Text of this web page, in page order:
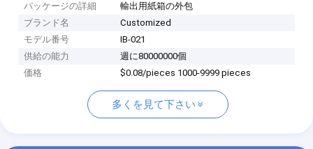
パッケージの詳細
輸出用紙箱の外包
ブランド名
Customized
モデル番号
IB-021
供給の能力
週に80000000個
価格
$0.08/pieces 1000-9999 pieces
多くを見て下さい